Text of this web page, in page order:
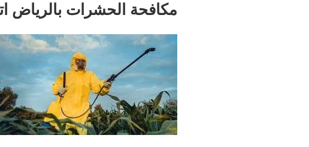
مكافحة الحشرات بالرياض